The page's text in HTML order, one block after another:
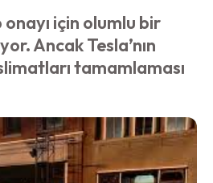
için olumlu bir
Ancak Tesla’nın
tamamlaması